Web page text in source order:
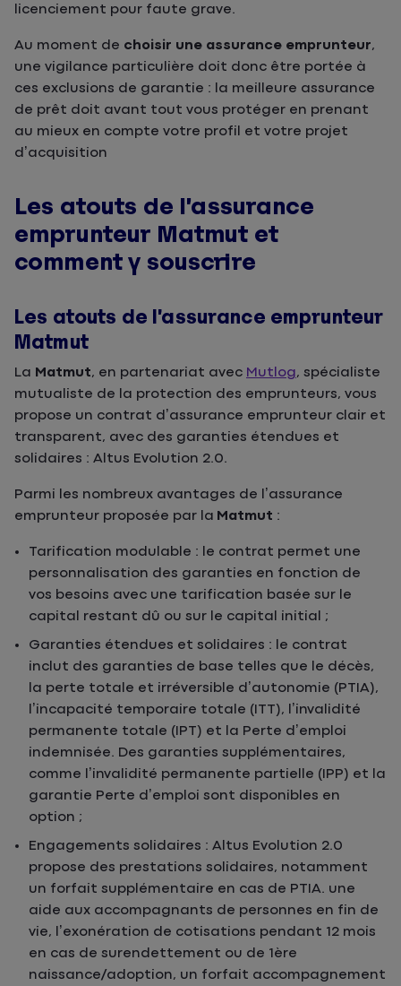
licenciement pour faute grave.
Au moment de choisir une assurance emprunteur,
une vigilance particulière doit donc être portée à
ces exclusions de garantie : la meilleure assurance
de prêt doit avant tout vous protéger en prenant
au mieux en compte votre profil et votre projet
d’acquisition
Les atouts de l’assurance
emprunteur Matmut et
comment y souscrire
Les atouts de l’assurance emprunteur
Matmut
La Matmut, en partenariat avec Mutlog, spécialiste
mutualiste de la protection des emprunteurs, vous
propose un contrat d’assurance emprunteur clair et
transparent, avec des garanties étendues et
solidaires : Altus Evolution 2.0.
Parmi les nombreux avantages de l’assurance
emprunteur proposée par la Matmut :
Tarification modulable : le contrat permet une
personnalisation des garanties en fonction de
vos besoins avec une tarification basée sur le
capital restant dû ou sur le capital initial ;
Garanties étendues et solidaires : le contrat
inclut des garanties de base telles que le décès,
la perte totale et irréversible d’autonomie (PTIA),
l’incapacité temporaire totale (ITT), l’invalidité
permanente totale (IPT) et la Perte d’emploi
indemnisée. Des garanties supplémentaires,
comme l’invalidité permanente partielle (IPP) et la
garantie Perte d’emploi sont disponibles en
option ;
Engagements solidaires : Altus Evolution 2.0
propose des prestations solidaires, notamment
un forfait supplémentaire en cas de PTIA. une
aide aux accompagnants de personnes en fin de
vie, l’exonération de cotisations pendant 12 mois
en cas de surendettement ou de 1ère
naissance/adoption, un forfait accompagnement